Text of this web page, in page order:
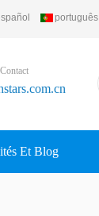
português
Et Blog